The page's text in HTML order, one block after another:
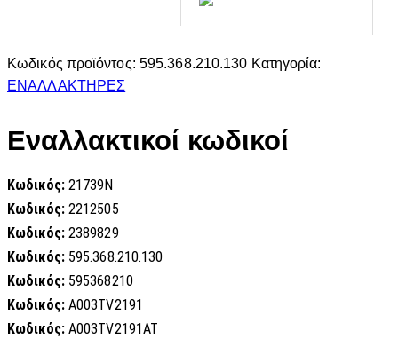
Κωδικός προϊόντος: 595.368.210.130 Κατηγορία:
ΕΝΑΛΛΑΚΤΗΡΕΣ
Εναλλακτικοί κωδικοί
Κωδικός: 21739N
Κωδικός: 2212505
Κωδικός: 2389829
Κωδικός: 595.368.210.130
Κωδικός: 595368210
Κωδικός: A003TV2191
Κωδικός: A003TV2191AT